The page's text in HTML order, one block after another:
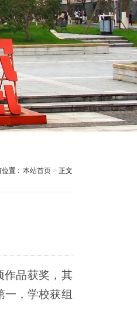
位置 : 本站首页> 正文
作品获奖，其
，学校获组